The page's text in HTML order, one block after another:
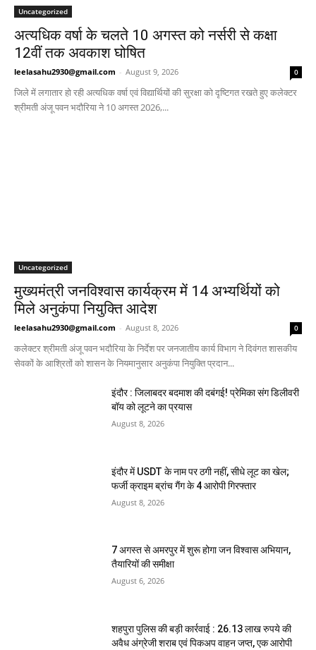
Uncategorized
अत्यधिक वर्षा के चलते 10 अगस्त को नर्सरी से कक्षा
12वीं तक अवकाश घोषित
leelasahu2930@gmail.com - August 9, 2026 0
जिले में लगातार हो रही अत्यधिक वर्षा एवं विद्यार्थियों की सुरक्षा को दृष्टिगत रखते हुए कलेक्टर
श्रीमती अंजू पवन भदौरिया ने 10 अगस्त 2026,...
Uncategorized
मुख्यमंत्री जनविश्वास कार्यक्रम में 14 अभ्यर्थियों को
मिले अनुकंपा नियुक्ति आदेश
leelasahu2930@gmail.com - August 8, 2026 0
कलेक्टर श्रीमती अंजू पवन भदौरिया के निर्देश पर जनजातीय कार्य विभाग ने दिवंगत शासकीय
सेवकों के आश्रितों को शासन के नियमानुसार अनुकंपा नियुक्ति प्रदान...
इंदौर : जिलाबदर बदमाश की दबंगई! प्रेमिका संग डिलीवरी
बॉय को लूटने का प्रयास
August 8, 2026
इंदौर में USDT के नाम पर ठगी नहीं, सीधे लूट का खेल;
फर्जी क्राइम ब्रांच गैंग के 4 आरोपी गिरफ्तार
August 8, 2026
7 अगस्त से अमरपुर में शुरू होगा जन विश्वास अभियान,
तैयारियों की समीक्षा
August 6, 2026
शहपुरा पुलिस की बड़ी कार्रवाई : 26.13 लाख रुपये की
अवैध अंग्रेजी शराब एवं पिकअप वाहन जप्त, एक आरोपी